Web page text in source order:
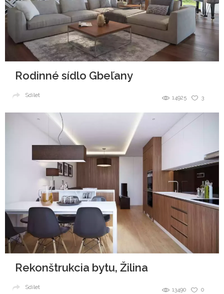
Rodinné sídlo Gbeľany
3
14925
Sdílet
Rekonštrukcia bytu, Žilina
0
13490
Sdílet